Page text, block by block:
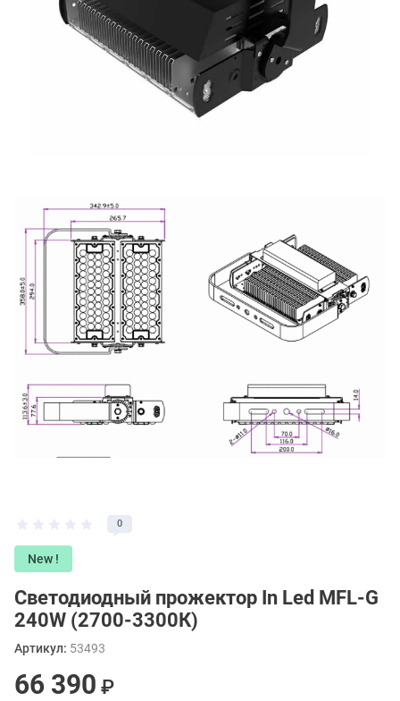
0
New !
Светодиодный прожектор In Led MFL-G
240W (2700-3300К)
Артикул: 53493
66 390 ₽